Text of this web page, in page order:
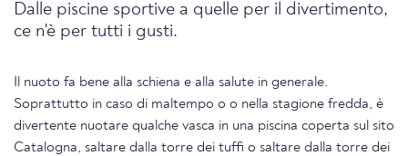
Dalle piscine sportive a quelle per il divertimento,
ce n'è per tutti i gusti.
Il nuoto fa bene alla schiena e alla salute in generale.
Soprattutto in caso di maltempo o o nella stagione fredda, è
divertente nuotare qualche vasca in una piscina coperta sul sito
Catalogna, saltare dalla torre dei tuffi o saltare dalla torre dei